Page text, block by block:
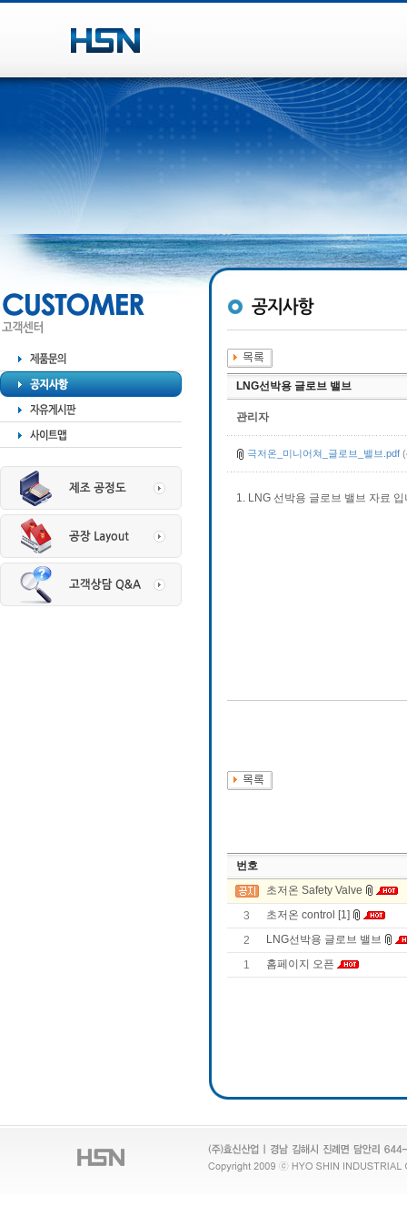
LNG선박용 글로브 밸브
관리자
극저온_미니어쳐_글로브_밸브.pdf
1. LNG 선박용 글로브 밸브 자료 입
번호
초저온 Safety Valve
3
초저온 control [1]
2
LNG선박용 글로브 밸브
1
홈페이지 오픈